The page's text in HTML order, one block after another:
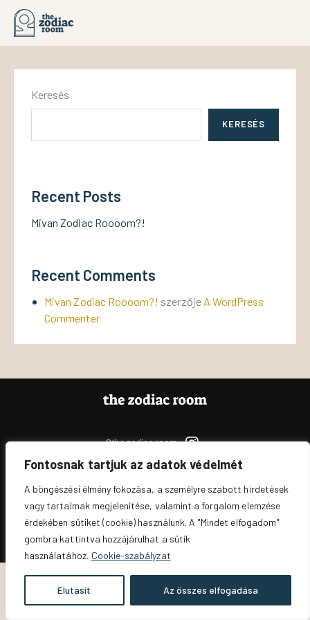
Fontosnak tartjuk az adatok védelmét
A böngészési élmény fokozása, a személyre szabott hirdetések
vagy tartalmak megjelenítése, valamint a forgalom elemzése
érdekében sütiket (cookie) használunk. A "Mindet elfogadom"
gombra kattintva hozzájárulhat a sütik
használatához. Cookie-szabályzat
Elutasít Az összes elfogadása
Keresés
KERESÉS
Recent Posts
Mivan Zodiac Roooom?!
Recent Comments
Mivan Zodiac Roooom?! szerzője A WordPress
Commenter
@the.zodiac.room
Jogi nyilatkozatok és adatvédelem
The Zodiac Room © 2026. All Rights Reserved.